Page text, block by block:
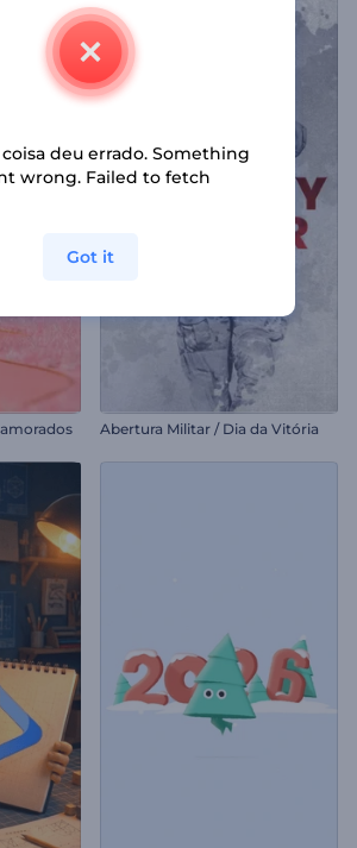
Abertura Militar / Dia da Vitória
deu errado. Something
wrong. Failed to fetch
Got it